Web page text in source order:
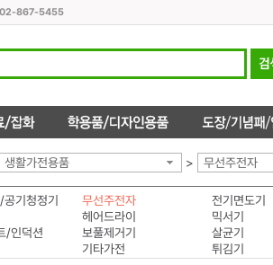
02-867-5455
생활가전용품 > 무선주전자
기청정기 무선주전자 전기면도기
헤어드라이 믹서기
/인덕션
보풀제거기 살균기
기타가전 튀김기